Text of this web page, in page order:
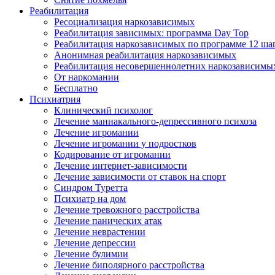
Реабилитация
Ресоциализация наркозависимых
Реабилитация зависимых: программа Day Top
Реабилитация наркозависимых по программе 12
Анонимная реабилитация наркозависимых
Реабилитация несовершеннолетних
От наркомании
Бесплатно
Психиатрия
Клинический психолог
Лечение маниакального-депрессивного психоза
Лечение игромании
Лечение игромании у подростков
Кодирование от игромании
Лечение интернет-зависимости
Лечение зависимости от ставок на спорт
Синдром Туретта
Психиатр на дом
Лечение тревожного расстройства
Лечение панических атак
Лечение неврастении
Лечение депрессии
Лечение булимии
Лечение биполярного расстройства